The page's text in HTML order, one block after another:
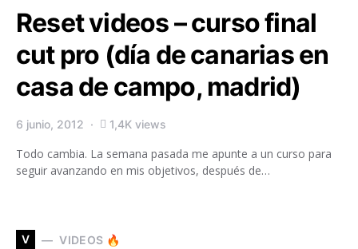
Reset videos – curso final
cut pro (día de canarias en
casa de campo, madrid)
6 junio, 2012 1,4K views
Todo cambia. La semana pasada me apunte a un curso para
seguir avanzando en mis objetivos, después de…
V VIDEOS 🔥